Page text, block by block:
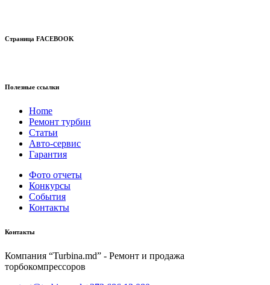
Страница FACEBOOK
Полезные ссылки
Home
Ремонт турбин
Статьи
Авто-сервис
Гарантия
Фото отчеты
Конкурсы
События
Контакты
Контакты
Компания “Turbina.md” - Ремонт и продажа
торбокомпрессоров